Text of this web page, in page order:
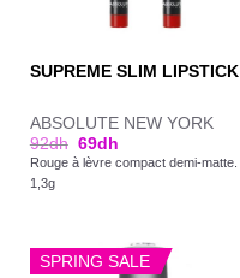
SUPREME SLIM LIPSTICK
ABSOLUTE NEW YORK
92dh 69dh
Rouge à lèvre compact demi-matte.
1,3g
SPRING SALE